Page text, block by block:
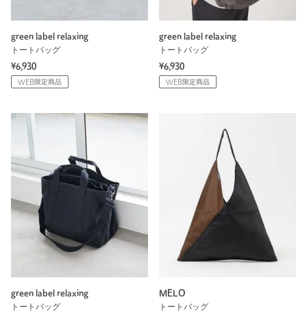
green label relaxing
トートバッグ
¥6,930
WEB限定商品
green label relaxing
トートバッグ
¥6,930
WEB限定商品
green label relaxing
トートバッグ
MELO
トートバッグ